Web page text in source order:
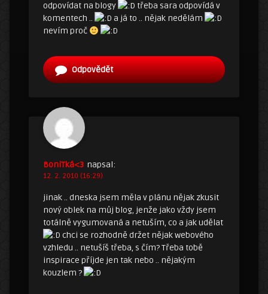
odpovídat na blogy
třeba sara odpovídá v
komentech ..
a já to .. nějak nedělám
nevím proč
Odpovědět
BoniTká<3 napsal:
12. 2. 2010 (16:29)
jinak .. dneska jsem měla v plánu nějak zkusit
nový oblek na můj blog, jenže jako vždy jsem
totálně vygumovaná a netuším, co a jak udělat
chci se rozhodně držet nějak webového
vzhledu .. netušíš třeba, s čím? Třeba tobě
inspirace příjde jen tak nebo .. nějakým
kouzlem ?